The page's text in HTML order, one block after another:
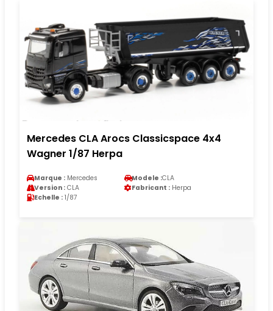
Mercedes CLA Arocs Classicspace 4x4
Wagner 1/87 Herpa
Marque : Mercedes Modele :CLA
Version : CLA Fabricant : Herpa
Echelle : 1/87